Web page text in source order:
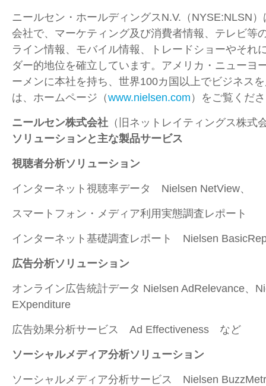
ニールセン・ホールディングスN.V.（NYSE:NLSN
会社で、マーケティング及び消費者情報、テレビ等
ライン情報、モバイル情報、トレードショーやそれ
ダー的地位を確立しています。アメリカ・ニューヨ
ーメンに本社を持ち、世界100カ国以上でビジネス
は、ホームページ（www.nielsen.com）をご覧くだ
ニールセン株式会社 （旧ネットレイティングス株式
ソリューションと主な製品サービス
視聴者分析ソリューション
インターネット視聴率データ Nielsen NetView、
スマートフォン・メディア利用実態調査レポート
インターネット基礎調査レポート Nielsen
広告分析ソリューション
オンライン広告統計データ Nielsen AdRelevance、
EXpenditure
広告効果分析サービス Ad Effectiveness など
ソーシャルメディア分析ソリューション
ソーシャルメディア分析サービス Nielsen